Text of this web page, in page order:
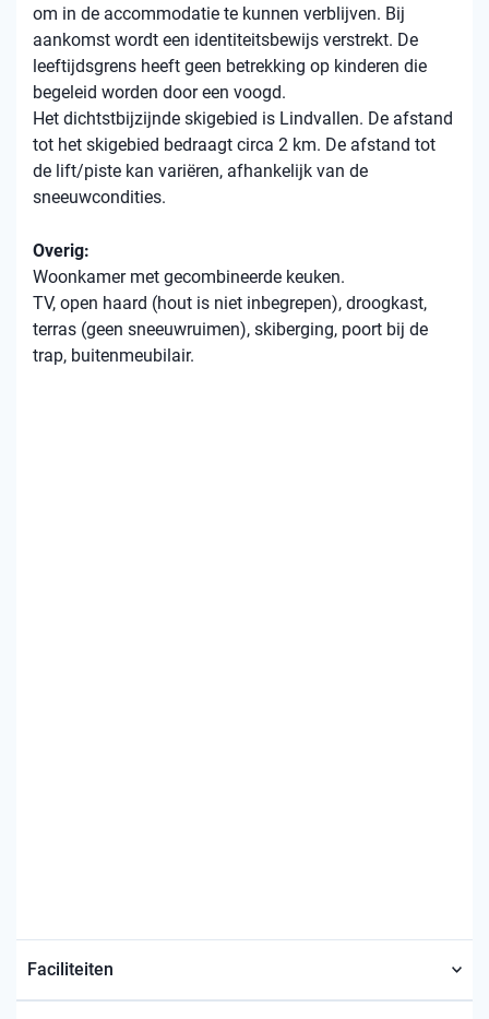
om in de accommodatie te kunnen verblijven. Bij
aankomst wordt een identiteitsbewijs verstrekt. De
leeftijdsgrens heeft geen betrekking op kinderen die
begeleid worden door een voogd.
Het dichtstbijzijnde skigebied is Lindvallen. De afstand
tot het skigebied bedraagt ​​circa 2 km. De afstand tot
de lift/piste kan variëren, afhankelijk van de
sneeuwcondities.
Overig:
Woonkamer met gecombineerde keuken.
TV, open haard (hout is niet inbegrepen), droogkast,
terras (geen sneeuwruimen), skiberging, poort bij de
trap, buitenmeubilair.
Faciliteiten